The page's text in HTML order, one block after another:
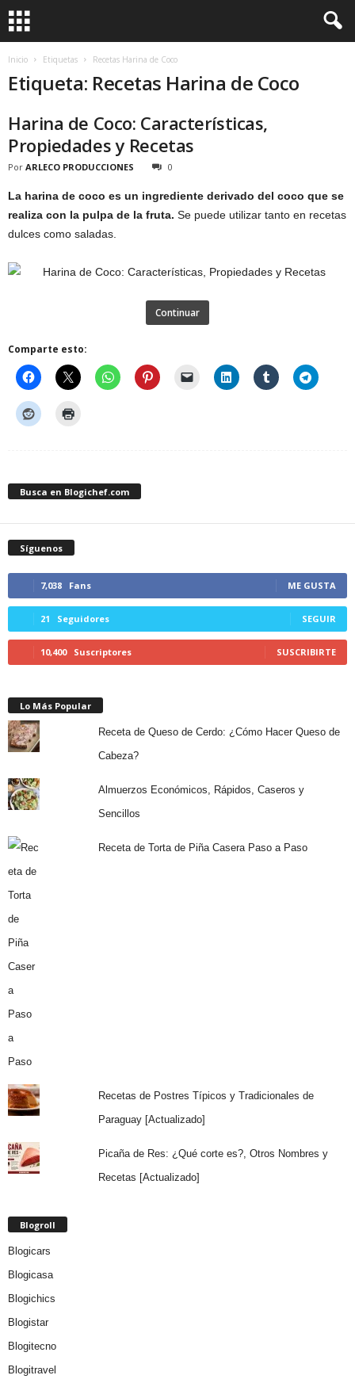
Inicio Etiquetas Recetas Harina de Coco
Etiqueta: Recetas Harina de Coco
Harina de Coco: Características,
Propiedades y Recetas
Por ARLECO PRODUCCIONES 0
La harina de coco es un ingrediente derivado del coco que se
realiza con la pulpa de la fruta. Se puede utilizar tanto en recetas
dulces como saladas.
Continuar
Comparte esto:
Busca en Blogichef.com
Síguenos
7,038 Fans ME GUSTA
21 Seguidores SEGUIR
10,400 Suscriptores SUSCRIBIRTE
Lo Más Popular
Receta de Queso de Cerdo: ¿Cómo Hacer Queso de
Cabeza?
Almuerzos Económicos, Rápidos, Caseros y
Sencillos
Receta de Torta de Piña Casera Paso a Paso
Recetas de Postres Típicos y Tradicionales de
Paraguay [Actualizado]
Picaña de Res: ¿Qué corte es?, Otros Nombres y
Recetas [Actualizado]
Blogroll
Blogicars
Blogicasa
Blogichics
Blogistar
Blogitecno
Blogitravel